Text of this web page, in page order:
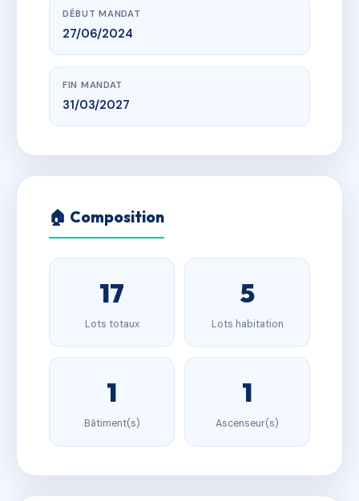
DÉBUT MANDAT
27/06/2024
FIN MANDAT
31/03/2027
🏠 Composition
17
Lots totaux
5
Lots habitation
1
Bâtiment(s)
1
Ascenseur(s)